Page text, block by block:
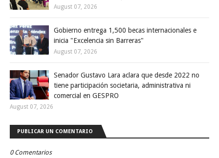
August 07, 2026
Gobierno entrega 1,500 becas internacionales e
inicia "Excelencia sin Barreras"
August 07, 2026
Senador Gustavo Lara aclara que desde 2022 no
tiene participación societaria, administrativa ni
comercial en GESPRO
August 07, 2026
PUBLICAR UN COMENTARIO
0 Comentarios